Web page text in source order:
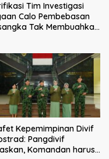
Tim Investigasi
Calo Pembebasan
Tak Membuahkan
Kepemimpinan Divif
Pangdivif
Komandan harus